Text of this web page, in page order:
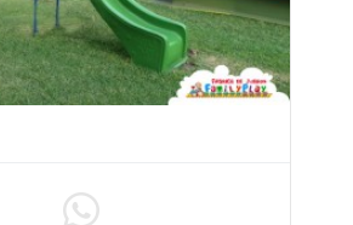
TOBOGAN DE 2m